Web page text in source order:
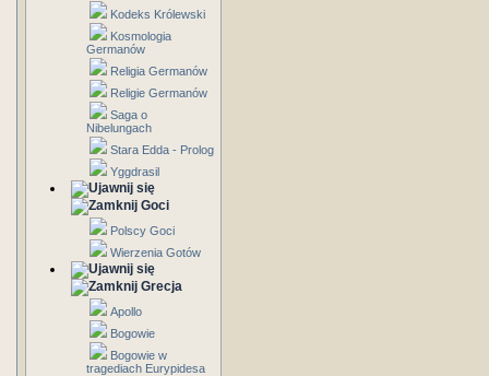
Kodeks Królewski
Kosmologia
Germanów
Religia Germanów
Religie Germanów
Saga o
Nibelungach
Stara Edda - Prolog
Yggdrasil
Goci
Polscy Goci
Wierzenia Gotów
Grecja
Apollo
Bogowie
Bogowie w
tragediach Eurypidesa